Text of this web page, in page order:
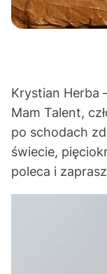
Krystian Herba
Mam Talent,
po schodach
świecie,
poleca i